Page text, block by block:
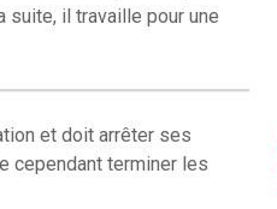
il travaille pour une
et doit arrêter ses
cependant terminer les